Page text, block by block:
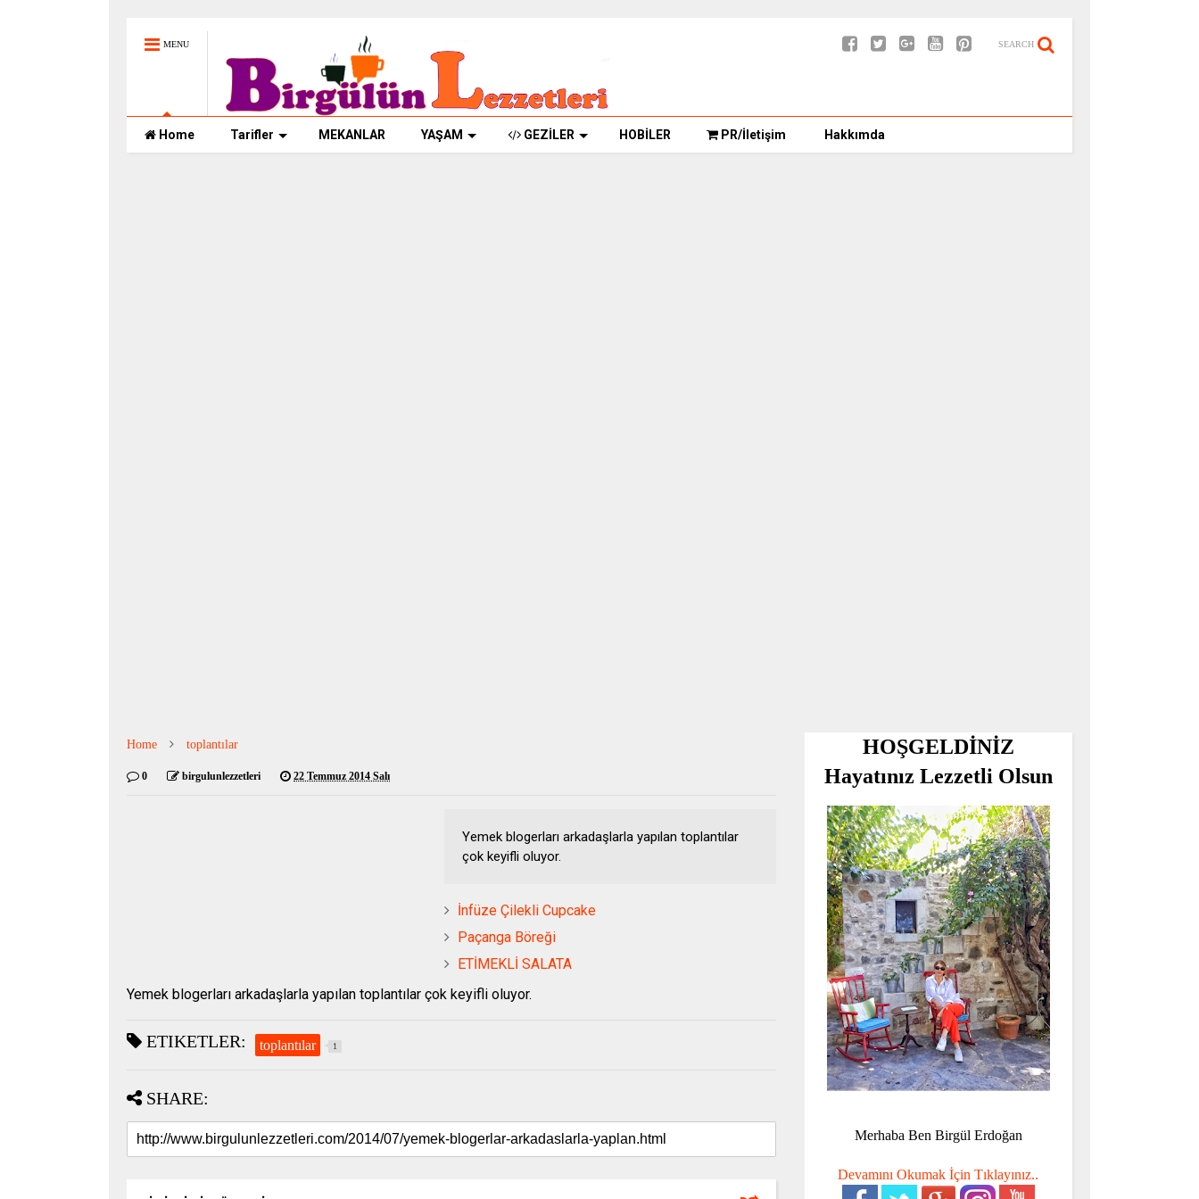
MENU SEARCH
Home Tarifler MEKANLAR YAŞAM GEZİLER HOBİLER PR/İletişim Hakkımda
Home toplantılar
0 birgulunlezzetleri 22 Temmuz 2014 Salı
Yemek blogerları arkadaşlarla yapılan toplantılar
çok keyifli oluyor.
İnfüze Çilekli Cupcake
Paçanga Böreği
ETİMEKLİ SALATA
Yemek blogerları arkadaşlarla yapılan toplantılar çok keyifli oluyor.
ETIKETLER: toplantılar 1
SHARE:
HOŞGELDİNİZ
Hayatınız Lezzetli Olsun
Merhaba Ben Birgül Erdoğan
Devamını Okumak İçin Tıklayınız..